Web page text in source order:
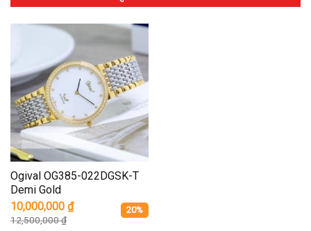
Ogival OG385-022DGSK-T
Demi Gold
10,000,000 ₫
12,500,000₫
20%